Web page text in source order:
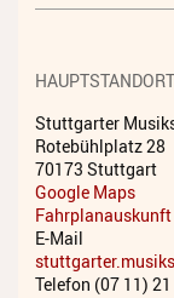
Recording
Coaching
HAUPTSTANDORT
Stuttgarter
Rotebühlplatz 28
70173 Stuttgart
Google Maps
Fahrplanauskunft
E-Mail
Telefon (07 11)